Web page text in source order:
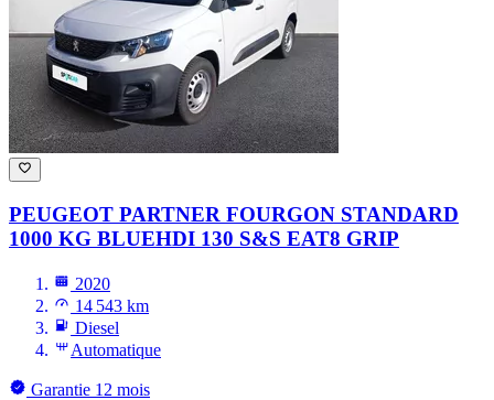
PEUGEOT PARTNER FOURGON STANDARD
1000 KG BLUEHDI 130 S&S EAT8 GRIP
2020
14 543 km
Diesel
Automatique
Garantie 12 mois